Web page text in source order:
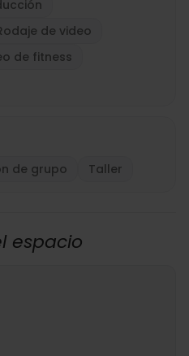
de video
de fitness
de grupo Taller
espacio